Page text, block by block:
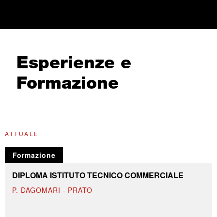
Esperienze e
Formazione
ATTUALE
Formazione
DIPLOMA ISTITUTO TECNICO COMMERCIALE
P. DAGOMARI - PRATO